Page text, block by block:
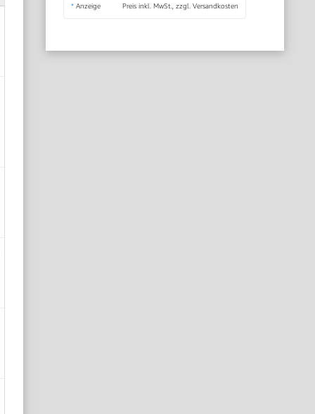
* Anzeige Preis inkl. MwSt., zzgl. Versandkosten